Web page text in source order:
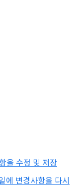
을 수정 및 저장
에 변경사항을 다시